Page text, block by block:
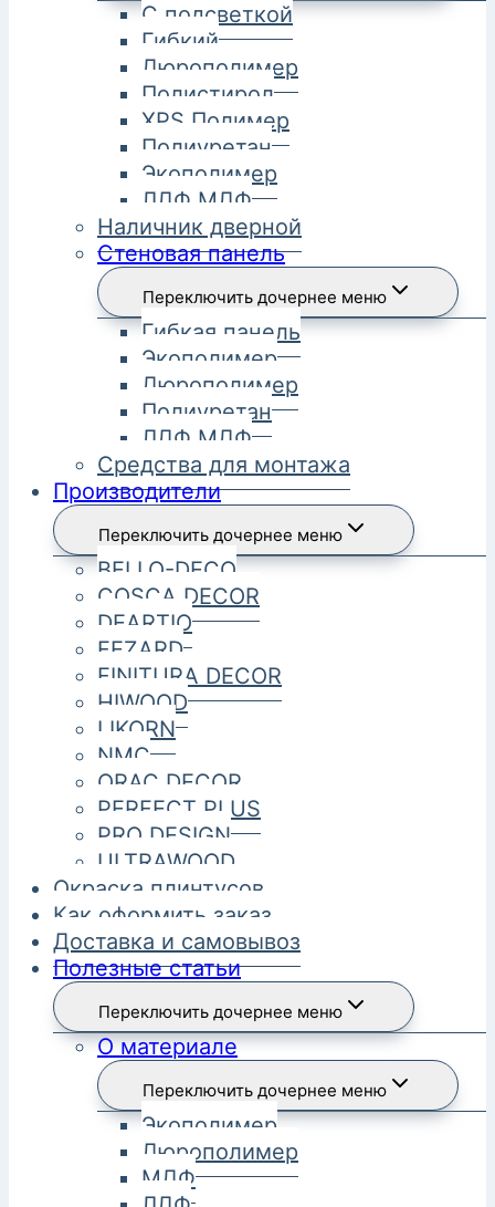
С подсветкой
Гибкий
Дюрополимер
Полистирол
XPS Полимер
Полиуретан
Экополимер
ЛДФ МДФ
Наличник дверной
Стеновая панель
Переключить дочернее меню
Гибкая панель
Экополимер
Дюрополимер
Полиуретан
ЛДФ МДФ
Средства для монтажа
Производители
Переключить дочернее меню
BELLO-DECO
COSCA DECOR
DEARTIO
FEZARD
FINITURA DECOR
HIWOOD
LIKORN
NMC
ORAC DECOR
PERFECT PLUS
PRO DESIGN
ULTRAWOOD
Окраска плинтусов
Как оформить заказ
Доставка и самовывоз
Полезные статьи
Переключить дочернее меню
О материале
Переключить дочернее меню
Экополимер
Дюрополимер
МДФ